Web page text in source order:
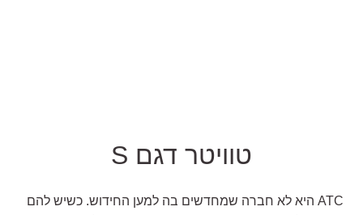
טוויטר דגם S
ATC היא לא חברה שמחדשים בה למען החידוש. כשיש להם